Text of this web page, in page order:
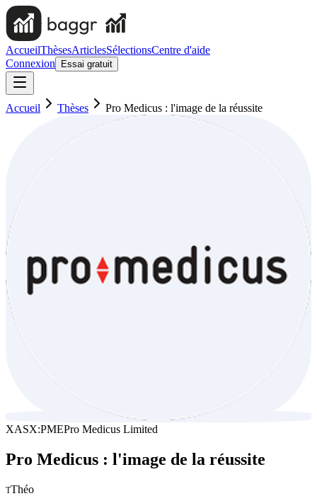
AccueilThèsesArticlesSélectionsCentre d'aide
Connexion
Essai gratuit
Accueil Thèses Pro Medicus : l'image de la réussite
XASX:PMEPro Medicus Limited
Pro Medicus : l'image de la réussite
TThéo